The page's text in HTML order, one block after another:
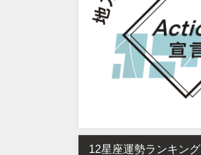
12星座運勢ランキング